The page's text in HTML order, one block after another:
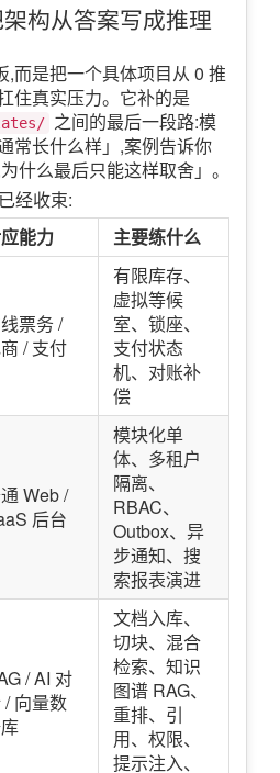
构从答案写成推理
,而是把一个具体项目从 0 推
住真实压力。它补的是
之间的最后一段路:模
常长什么样」,案例告诉你
什么最后只能这样取舍」。
经收束:
能力 主要练什么
票务 /
/ 支付
有限库存、
虚拟等候
室、锁座、
支付状态
机、对账补
偿
Web /
后台
模块化单
体、多租户
隔离、
RBAC、
Outbox、异
步通知、搜
索报表演进
/ AI 对
/ 向量数
文档入库、
切块、混合
检索、知识
图谱 RAG、
重排、引
用、权限、
提示注入、